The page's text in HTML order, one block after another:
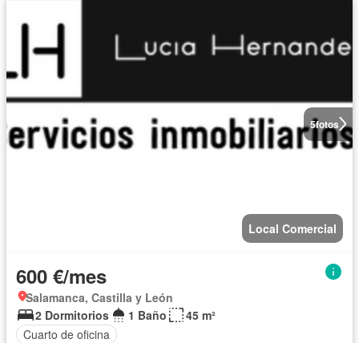
5fotos
Local Comercial
600 €/mes
Salamanca, Castilla y León
2 Dormitorios
1 Baño
45 m²
Cuarto de oficina